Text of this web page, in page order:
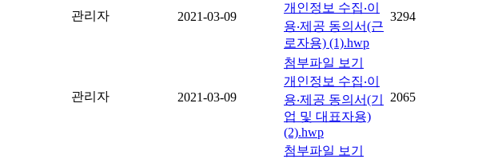
관리자 2021-03-09
개인정보 수집‧이
용‧제공 동의서(근
로자용) (1).hwp
3294
관리자 2021-03-09
첨부파일 보기
개인정보 수집‧이
용‧제공 동의서(기
업 및 대표자용)
(2).hwp
2065
첨부파일 보기